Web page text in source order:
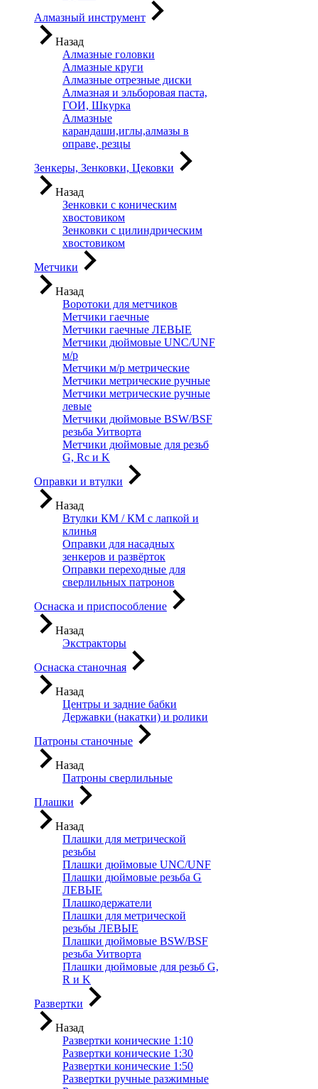
Алмазный инструмент
Назад
Алмазные головки
Алмазные круги
Алмазные отрезные диски
Алмазная и эльборовая паста,
ГОИ, Шкурка
Алмазные
карандаши,иглы,алмазы в
оправе, резцы
Зенкеры, Зенковки, Цековки
Назад
Зенковки с коническим
хвостовиком
Зенковки с цилиндрическим
хвостовиком
Метчики
Назад
Воротоки для метчиков
Метчики гаечные
Метчики гаечные ЛЕВЫЕ
Метчики дюймовые UNC/UNF
м/р
Метчики м/р метрические
Метчики метрические ручные
Метчики метрические ручные
левые
Метчики дюймовые BSW/BSF
резьба Уитворта
Метчики дюймовые для резьб
G, Rc и K
Оправки и втулки
Назад
Втулки КМ / КМ с лапкой и
клинья
Оправки для насадных
зенкеров и развёрток
Оправки переходные для
сверлильных патронов
Оснаска и приспособление
Назад
Экстракторы
Оснаска станочная
Назад
Центры и задние бабки
Державки (накатки) и ролики
Патроны станочные
Назад
Патроны сверлильные
Плашки
Назад
Плашки для метрической
резьбы
Плашки дюймовые UNC/UNF
Плашки дюймовые резьба G
ЛЕВЫЕ
Плашкодержатели
Плашки для метрической
резьбы ЛЕВЫЕ
Плашки дюймовые BSW/BSF
резьба Уитворта
Плашки дюймовые для резьб G,
R и K
Развертки
Назад
Развертки конические 1:10
Развертки конические 1:30
Развертки конические 1:50
Развертки ручные разжимные